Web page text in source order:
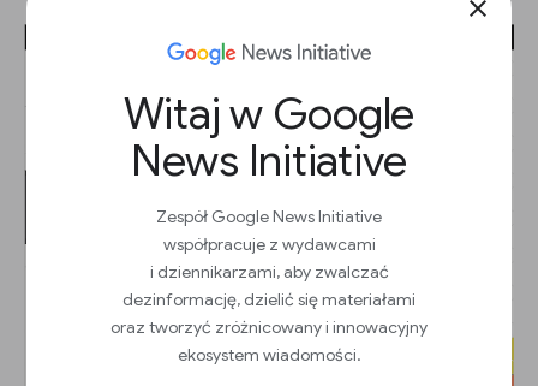
close
Witaj w Google
News Initiative
Zespół Google News Initiative
współpracuje z wydawcami
i dziennikarzami, aby zwalczać
dezinformację, dzielić się materiałami
oraz tworzyć zróżnicowany i innowacyjny
ekosystem wiadomości.